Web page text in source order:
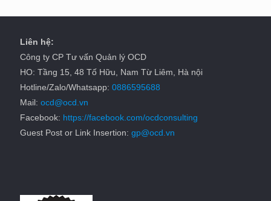
Liên hệ:
Công ty CP Tư vấn Quản lý OCD
HO: Tầng 15, 48 Tố Hữu, Nam Từ Liêm, Hà nội
Hotline/Zalo/Whatsapp: 0886595688
Mail: ocd@ocd.vn
Facebook: https://facebook.com/ocdconsulting
Guest Post or Link Insertion: gp@ocd.vn